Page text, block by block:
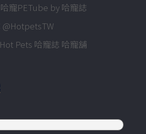
哈寵PETube by 哈寵誌
@HotpetsTW
Hot Pets 哈寵誌 哈寵舖